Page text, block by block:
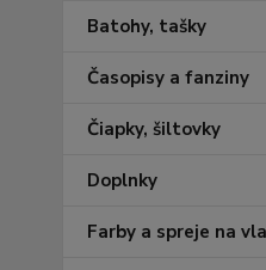
Batohy, tašky
Časopisy a fanziny
Čiapky, šiltovky
Doplnky
Farby a spreje na